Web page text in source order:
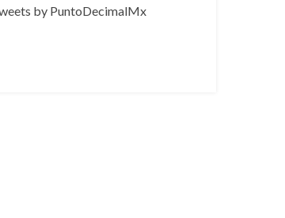
by PuntoDecimalMx